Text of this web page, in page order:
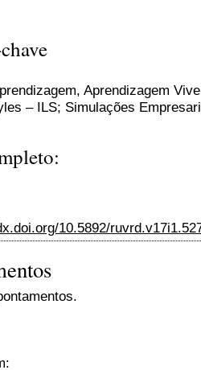
Aprendizagem
– ILS; Simulações
10.5892/